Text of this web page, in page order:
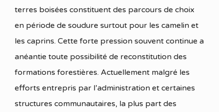
terres boisées constituent des parcours de choix
en période de soudure surtout pour les camelin et
les caprins. Cette forte pression souvent continue a
anéantie toute possibilité de reconstitution des
formations forestières. Actuellement malgré les
efforts entrepris par l’administration et certaines
structures communautaires, la plus part des